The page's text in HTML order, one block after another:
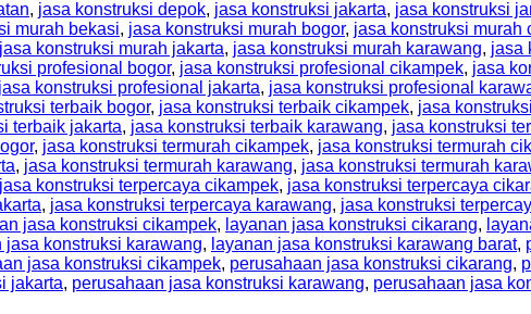
, jasa konstruksi depok, jasa konstruksi jakarta, jasa konstruksi
murah bekasi, jasa konstruksi murah bogor, jasa konstruksi murah
jasa konstruksi murah jakarta, jasa konstruksi murah karawang, jasa
profesional bogor, jasa konstruksi profesional cikampek, jasa
jasa konstruksi profesional jakarta, jasa konstruksi profesional
terbaik bogor, jasa konstruksi terbaik cikampek, jasa
terbaik jakarta, jasa konstruksi terbaik karawang, jasa konstruksi
, jasa konstruksi termurah cikampek, jasa konstruksi termurah
, jasa konstruksi termurah karawang, jasa konstruksi termurah
jasa konstruksi terpercaya cikampek, jasa konstruksi terpercaya
, jasa konstruksi terpercaya karawang, jasa konstruksi
jasa konstruksi cikampek, layanan jasa konstruksi cikarang,
jasa konstruksi karawang, layanan jasa konstruksi karawang barat,
jasa konstruksi cikampek, perusahaan jasa konstruksi cikarang,
jakarta, perusahaan jasa konstruksi karawang, perusahaan jasa